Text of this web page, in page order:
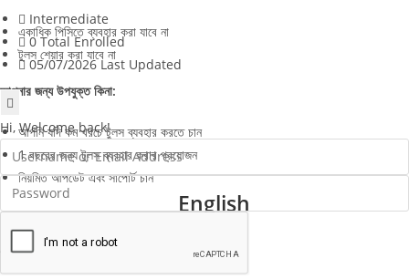
একাধিক পিসিতে ব্যবহার করা যাবে না
টুলস শেয়ার করা যাবে না
আপনার জন্য উপযুক্ত কিনা:
আপনি যদি কম খরচে টুলস ব্যবহার করতে চান
1 বছরের জন্য টুলস ব্যবহার করার প্রয়োজন
নিয়মিত আপডেট এবং সাপোর্ট চান
English
Activation Method:
Intermediate
0 Total Enrolled
05/07/2026 Last Updated
Hi, Welcome back!